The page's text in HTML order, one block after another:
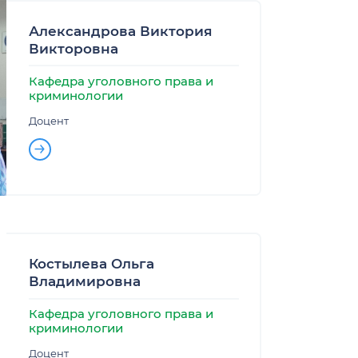
проживания
Александрова Виктория
Викторовна
Кафедра уголовного права и
криминологии
Доцент
Костылева Ольга
Владимировна
Кафедра уголовного права и
криминологии
Доцент